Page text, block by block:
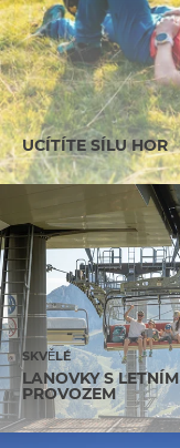
UCÍTÍTE SÍLU HOR
SKVĚLÉ
LANOVKY S LETNÍM
PROVOZEM